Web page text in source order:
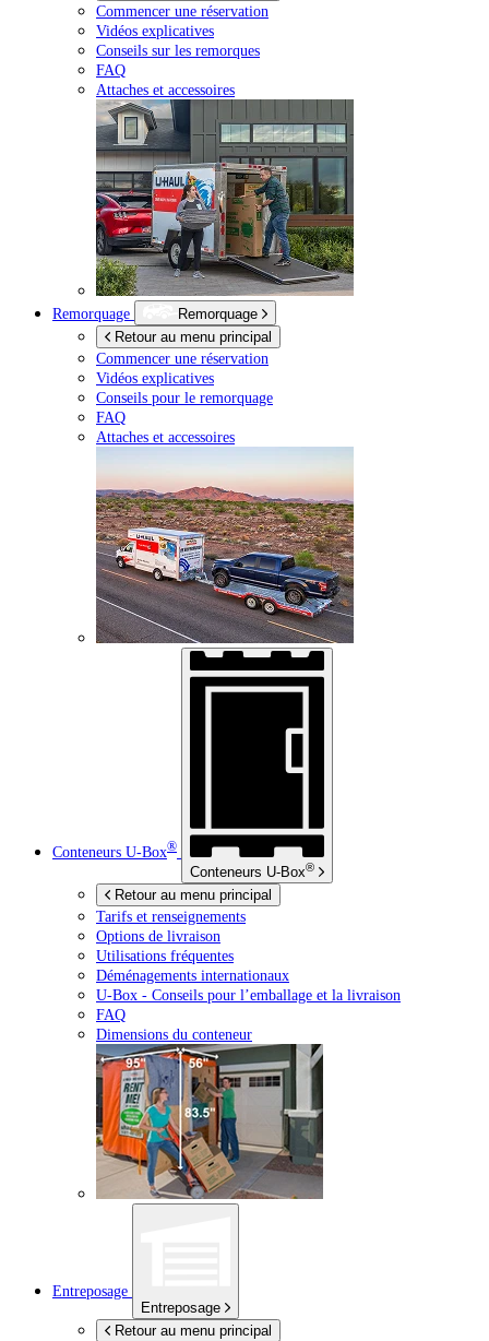
Commencer une réservation
Vidéos explicatives
Conseils sur les remorques
FAQ
Attaches et accessoires
Remorquage
Remorquage
Retour au menu principal
Commencer une réservation
Vidéos explicatives
Conseils pour le remorquage
FAQ
Attaches et accessoires
Conteneurs U-Box®
Conteneurs U-Box®
Retour au menu principal
Tarifs et renseignements
Options de livraison
Utilisations fréquentes
Déménagements internationaux
U-Box - Conseils pour l’emballage et la livraison
FAQ
Dimensions du conteneur
Entreposage
Entreposage
Retour au menu principal